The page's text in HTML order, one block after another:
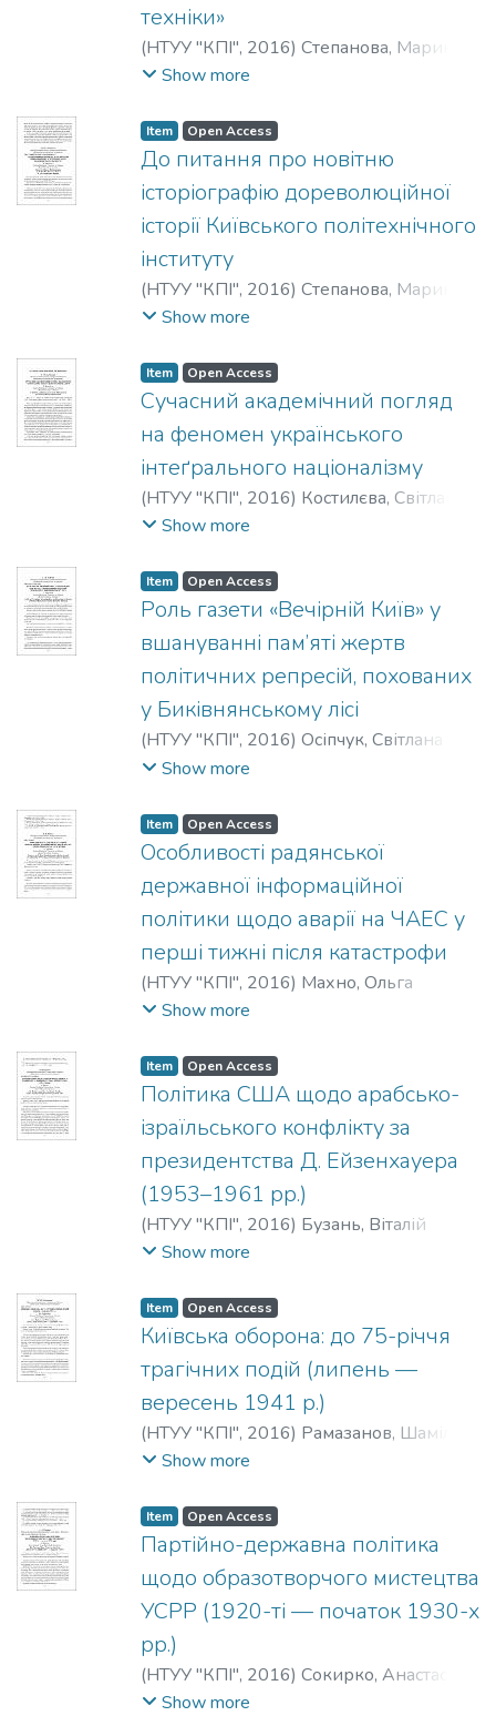
техніки»
(НТУУ "КПІ", 2016) Степанова, Марина
Володимирівна
Степанова, М. В.;
Show more
Item Open Access
До питання про новітню
історіографію дореволюційної
історії Київського політехнічного
інституту
(НТУУ "КПІ", 2016) Степанова, Марина
Володимирівна
Show more
Item Open Access
Сучасний академічний погляд
на феномен українського
інтеґрального націоналізму
(НТУУ "КПІ", 2016) Костилєва, Світлана
Олександрівна
Show more
Item Open Access
Роль газети «Вечірній Київ» у
вшануванні пам’яті жертв
політичних репресій, похованих
у Биківнянському лісі
(НТУУ "КПІ", 2016) Осіпчук, Світлана
Миколаївна;Osipchuk, S.
Show more
Item Open Access
Особливості радянської
державної інформаційної
політики щодо аварії на ЧАЕС у
перші тижні після катастрофи
(НТУУ "КПІ", 2016) Махно, Ольга
Володимирівна
Show more
Item Open Access
Політика США щодо арабсько-
ізраїльського конфлікту за
президентства Д. Ейзенхауера
(1953–1961 рр.)
(НТУУ "КПІ", 2016) Бузань, Віталій
Юрійович;Buzan, V.
Show more
Item Open Access
Київська оборона: до 75-річчя
трагічних подій (липень —
вересень 1941 р.)
(НТУУ "КПІ", 2016) Рамазанов, Шаміль
Шахович;Ramazanov, Sh.
Show more
Item Open Access
Партійно-державна політика
щодо образотворчого мистецтва
УСРР (1920-ті — початок 1930-х
рр.)
(НТУУ "КПІ", 2016) Сокирко, Анастасія
Андріївна;Sokyrko, A.
Show more